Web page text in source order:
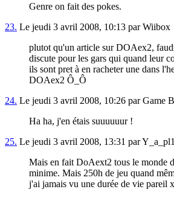
Genre on fait des pokes.
23. Le jeudi 3 avril 2008, 10:13 par Wiibox
plutot qu'un article sur DOAex2,
discute pour les gars qui quand leur
ils sont pret à en racheter une dans
DOAex2 Ô_Ô
24. Le jeudi 3 avril 2008, 10:26 par Game B
Ha ha, j'en étais suuuuuur !
25. Le jeudi 3 avril 2008, 13:31 par
Mais en fait DoAext2 tous le monde
minime. Mais 250h de jeu quand
j'ai jamais vu une durée de vie pareil